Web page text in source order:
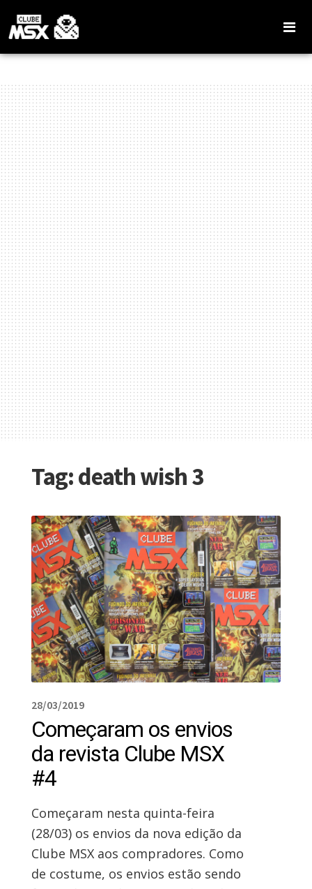
Tag:death wish 3
28/03/2019
Começaram os envios
da revista Clube MSX
#4
Começaram nesta quinta-feira
(28/03) os envios da nova edição da
Clube MSX aos compradores. Como
de costume, os envios estão sendo